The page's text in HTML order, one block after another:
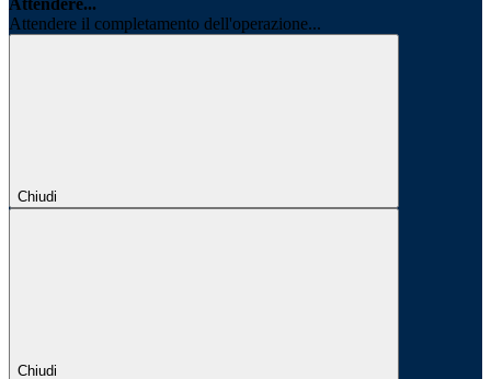
Attendere...
Attendere il completamento dell'operazione...
Chiudi
Chiudi